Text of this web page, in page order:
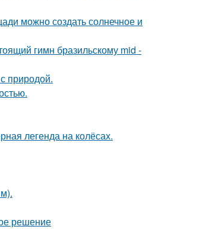
можно создать солнечное и
гимн бразильскому mid -
природой.
легенда на колёсах.
решение